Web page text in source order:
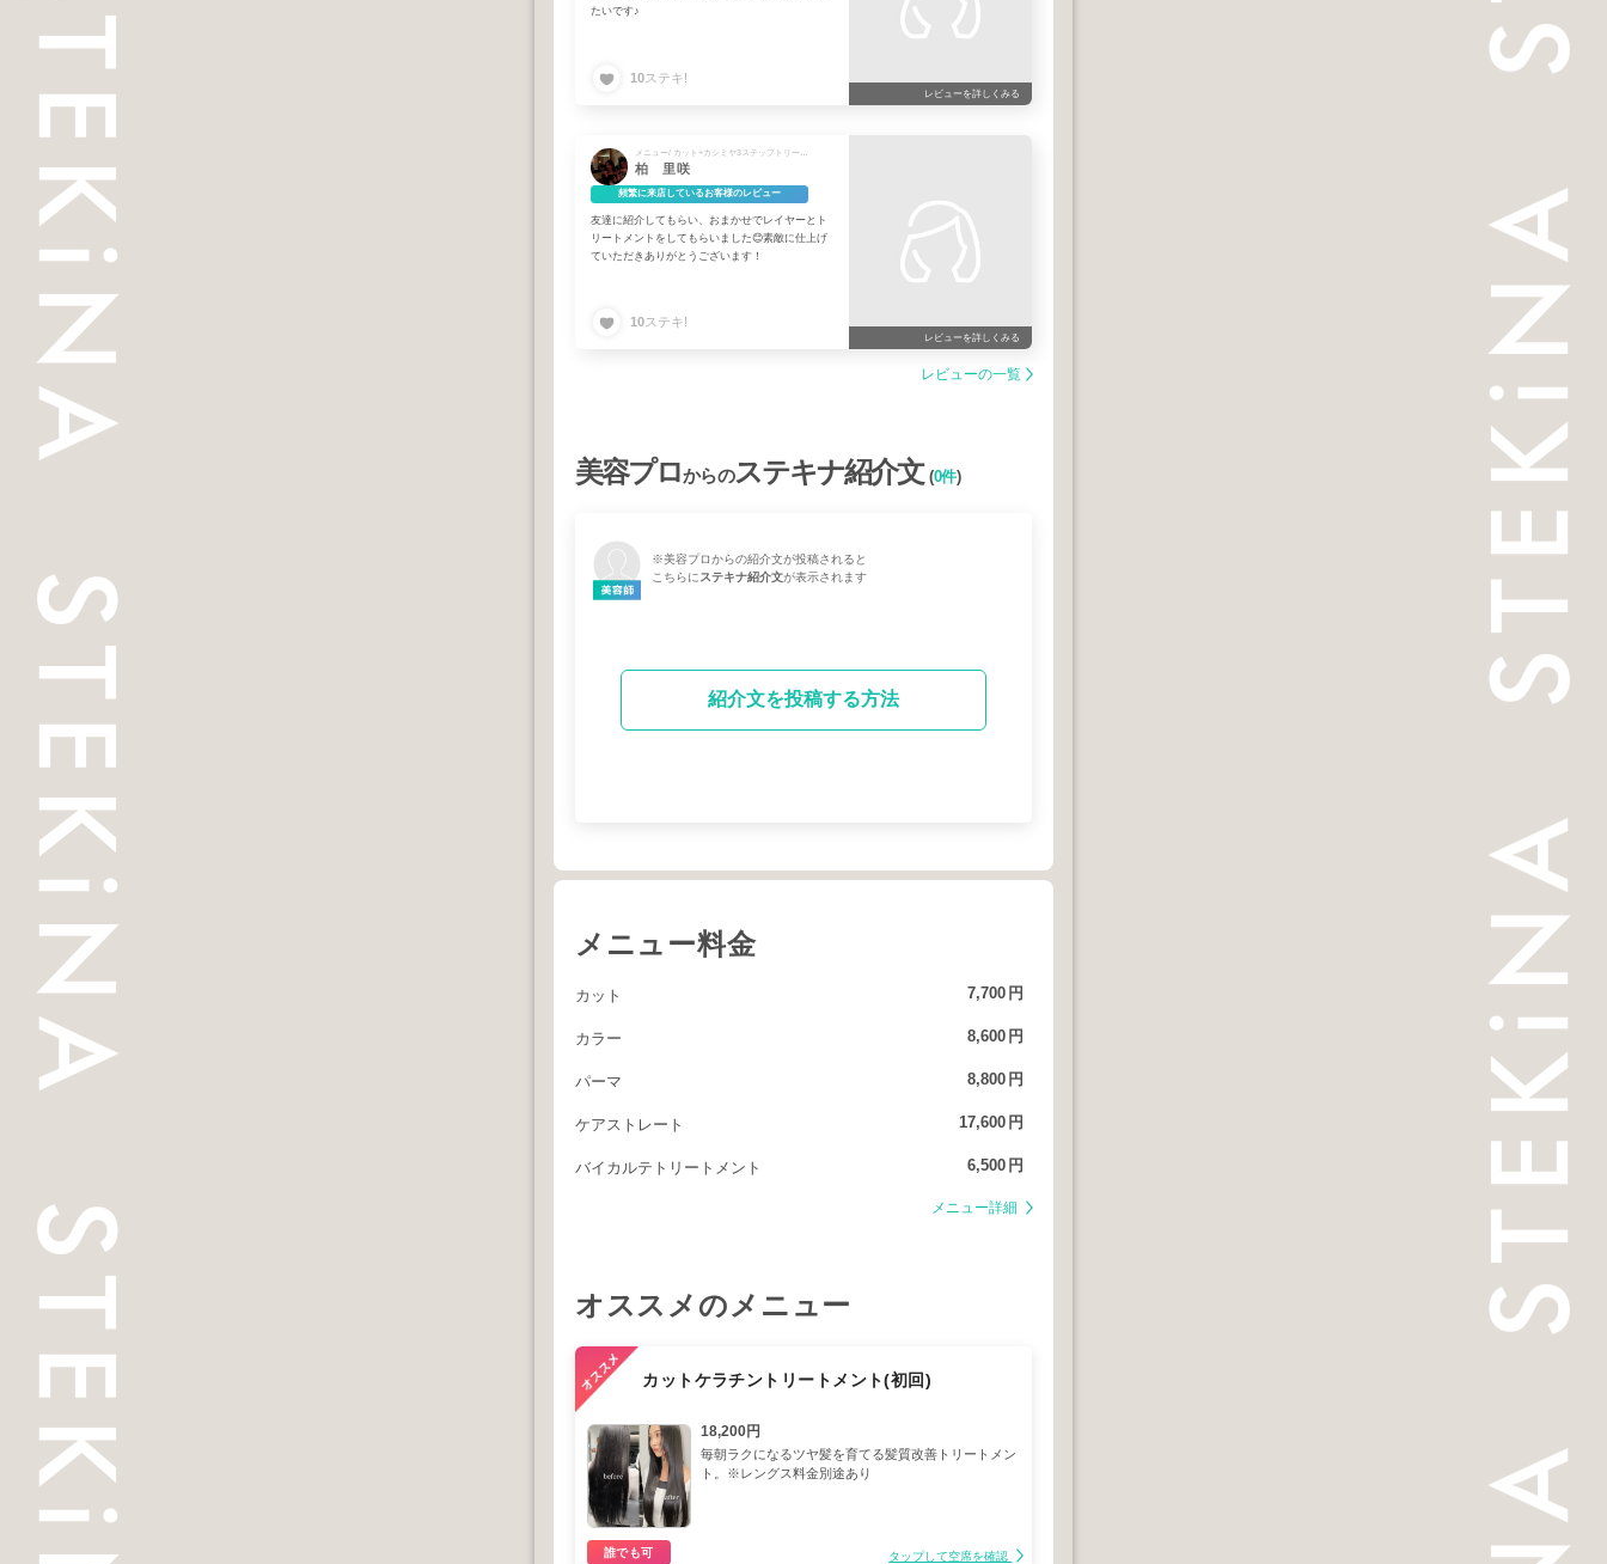
たいです♪
10ステキ!
レビューを詳しくみる
柏 里咲
頻繁に来店しているお客様のレビュー
友達に紹介してもらい、おまかせでレイヤーとト
リートメントをしてもらいました😊素敵に仕上げ
ていただきありがとうございます！
10ステキ!
レビューを詳しくみる
レビューの一覧
美容プロからのステキナ紹介文(0件)
※美容プロからの紹介文が投稿されると
こちらにステキナ紹介文が表示されます
紹介文を投稿する方法
メニュー料金
カット 7,700 円
カラー 8,600 円
パーマ 8,800 円
ケアストレート 17,600 円
バイカルテトリートメント 6,500 円
メニュー詳細
オススメのメニュー
カットケラチントリートメント(初回)
18,200円
毎朝ラクになるツヤ髪を育てる髪質改善トリートメン
ト。※レングス料金別途あり
誰でも可 タップして空席を確認